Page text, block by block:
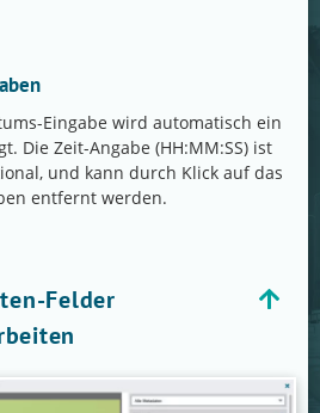
Eingabe wird automatisch ein
Die Zeit-Angabe (HH:MM:SS) ist
und kann durch Klick auf das
entfernt werden.
Felder